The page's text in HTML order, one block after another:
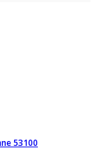
53100